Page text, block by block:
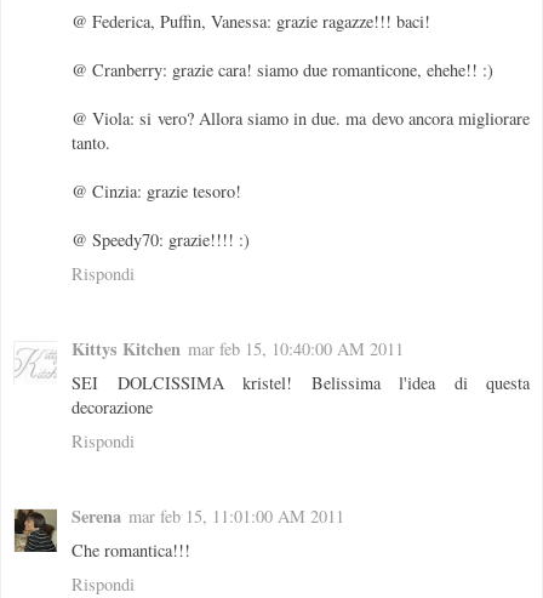
@ Federica, Puffin, Vanessa: grazie ragazze!!! baci!
@ Cranberry: grazie cara! siamo due romanticone, ehehe!! :)
@ Viola: si vero? Allora siamo in due. ma devo ancora migliorare
tanto.
@ Cinzia: grazie tesoro!
@ Speedy70: grazie!!!! :)
Rispondi
Kittys Kitchen mar feb 15, 10:40:00 AM 2011
SEI DOLCISSIMA kristel! Belissima l'idea di questa
decorazione
Rispondi
Serena mar feb 15, 11:01:00 AM 2011
Che romantica!!!
Rispondi